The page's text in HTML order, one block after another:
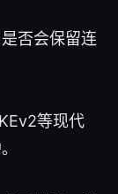
否会保留连
等现代